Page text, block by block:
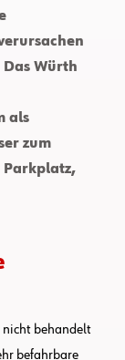
Würth
als
zum
Parkplatz,
nicht behandelt
befahrbare